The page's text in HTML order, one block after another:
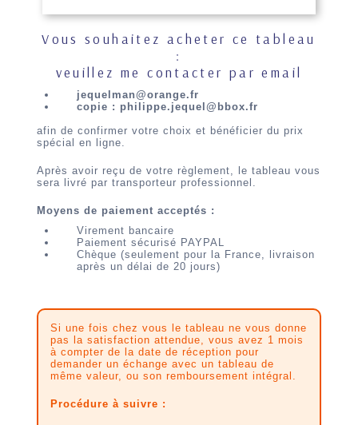
Vous souhaitez acheter ce tableau
:
veuillez me contacter par email
jequelman@orange.fr
copie : philippe.jequel@bbox.fr
afin de confirmer votre choix et bénéficier du prix
spécial en ligne.
Après avoir reçu de votre règlement, le tableau vous
sera livré par transporteur professionnel.
Moyens de paiement acceptés :
Virement bancaire
Paiement sécurisé PAYPAL
Chèque (seulement pour la France, livraison
après un délai de 20 jours)
Si une fois chez vous le tableau ne vous donne
pas la satisfaction attendue, vous avez 1 mois
à compter de la date de réception pour
demander un échange avec un tableau de
même valeur, ou son remboursement intégral.
Procédure à suivre :